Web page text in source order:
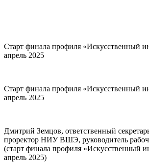
Старт финала профиля «Искусственный
апрель 2025
Старт финала профиля «Искусственный
апрель 2025
Дмитрий Земцов, ответственный
проректор НИУ ВШЭ, руководитель
(старт финала профиля «Искусственный
апрель 2025)